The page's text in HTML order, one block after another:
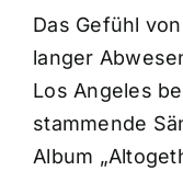
Das Gefühl
langer
Los Angeles
stammende
Album